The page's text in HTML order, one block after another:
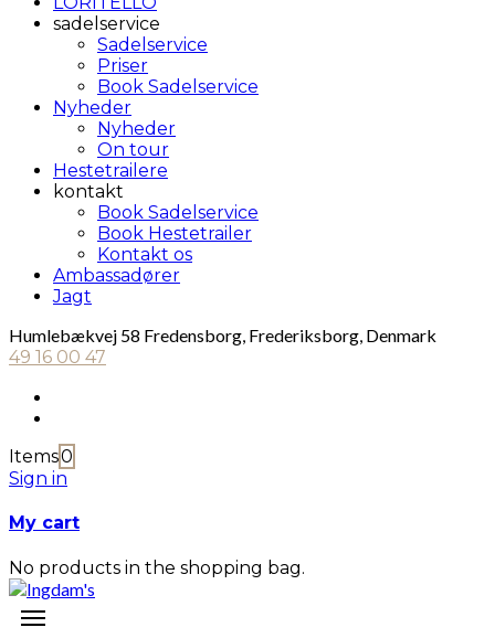
sadelservice
Sadelservice
Priser
Book Sadelservice
Nyheder
Nyheder
On tour
Hestetrailere
kontakt
Book Sadelservice
Book Hestetrailer
Kontakt os
Ambassadører
Jagt
Humlebækvej 58 Fredensborg, Frederiksborg, Denmark
49 16 00 47
Items0
Sign in
My cart
No products in the shopping bag.